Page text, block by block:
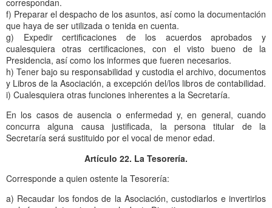
f) Preparar el despacho de los asuntos, así como la documentación
que haya de ser utilizada o tenida en cuenta.
g) Expedir certificaciones de los acuerdos aprobados y
cualesquiera otras certificaciones, con el visto bueno de la
Presidencia, así como los informes que fueren necesarios.
h) Tener bajo su responsabilidad y custodia el archivo, documentos
y Libros de la Asociación, a excepción del/los libros de contabilidad.
i) Cualesquiera otras funciones inherentes a la Secretaría.
En los casos de ausencia o enfermedad y, en general, cuando
concurra alguna causa justificada, la persona titular de la
Secretaría será sustituido por el vocal de menor edad.
Artículo 22. La Tesorería.
Corresponde a quien ostente la Tesorería:
a) Recaudar los fondos de la Asociación, custodiarlos e invertirlos